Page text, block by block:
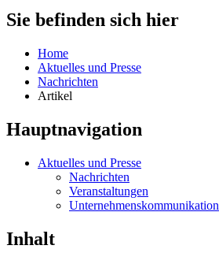
Sie befinden sich hier
Home
Aktuelles und Presse
Nachrichten
Artikel
Hauptnavigation
Aktuelles und Presse
Nachrichten
Veranstaltungen
Unternehmenskommunikation
Inhalt